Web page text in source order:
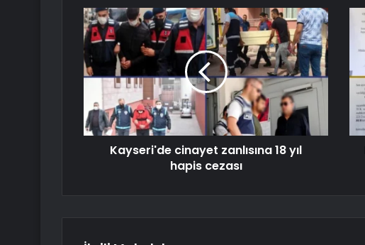
Kayseri'de cinayet zanlısına 18 yıl
hapis cezası